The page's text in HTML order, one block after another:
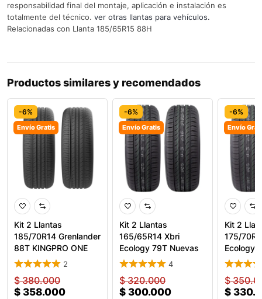
responsabilidad final del montaje, aplicación e instalación es
totalmente del técnico. ver otras llantas para vehículos.
Relacionadas con Llanta 185/65R15 88H
Productos similares y recomendados
-6%
Envío Gratis
Kit 2 Llantas
185/70R14 Grenlander
88T KINGPRO ONE
2
$380.000
$ 358.000
-6%
Envío Gratis
Kit 2 Llantas
165/65R14 Xbri
Ecology 79T Nuevas
Para Carr
4
$320.000
$ 300.000
-6%
Envío
Kit 2
175/
Ecology
$
$